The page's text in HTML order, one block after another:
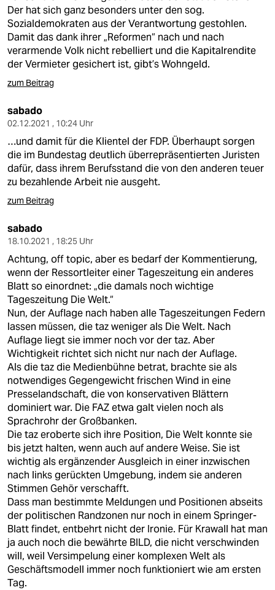
Der hat sich ganz besonders unter den sog.
Sozialdemokraten aus der Verantwortung gestohlen.
Damit das dank ihrer „Reformen“ nach und nach
verarmende Volk nicht rebelliert und die Kapitalrendite
der Vermieter gesichert ist, gibt’s Wohngeld.
zum Beitrag
sabado
02.12.2021 , 10:24 Uhr
…und damit für die Klientel der FDP. Überhaupt sorgen
die im Bundestag deutlich überrepräsentierten Juristen
dafür, dass ihrem Berufsstand die von den anderen teuer
zu bezahlende Arbeit nie ausgeht.
zum Beitrag
sabado
18.10.2021 , 18:25 Uhr
Achtung, off topic, aber es bedarf der Kommentierung,
wenn der Ressortleiter einer Tageszeitung ein anderes
Blatt so einordnet: „die damals noch wichtige
Tageszeitung Die Welt.“
Nun, der Auflage nach haben alle Tageszeitungen Federn
lassen müssen, die taz weniger als Die Welt. Nach
Auflage liegt sie immer noch vor der taz. Aber
Wichtigkeit richtet sich nicht nur nach der Auflage.
Als die taz die Medienbühne betrat, brachte sie als
notwendiges Gegengewicht frischen Wind in eine
Presselandschaft, die von konservativen Blättern
dominiert war. Die FAZ etwa galt vielen noch als
Sprachrohr der Großbanken.
Die taz eroberte sich ihre Position, Die Welt konnte sie
bis jetzt halten, wenn auch auf andere Weise. Sie ist
wichtig als ergänzender Ausgleich in einer inzwischen
nach links gerückten Umgebung, indem sie anderen
Stimmen Gehör verschafft.
Dass man bestimmte Meldungen und Positionen abseits
der politischen Randzonen nur noch in einem Springer-
Blatt findet, entbehrt nicht der Ironie. Für Krawall hat man
ja auch noch die bewährte BILD, die nicht verschwinden
will, weil Versimpelung einer komplexen Welt als
Geschäftsmodell immer noch funktioniert wie am ersten
Tag.